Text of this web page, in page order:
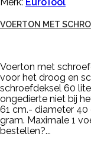
VOERTON MET
Voerton met
voor het droog en
schroefdeksel 60
ongedierte niet bij
61 cm.- diameter
gram. Maximale 1
bestellen?...